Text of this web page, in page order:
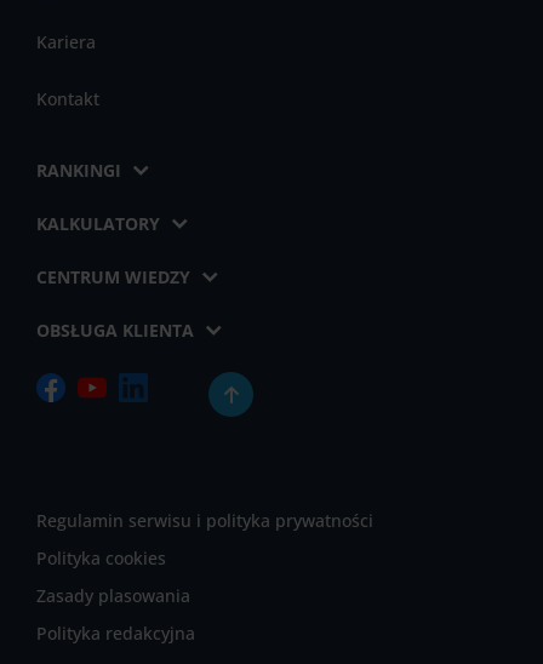
Kariera
Kontakt
RANKINGI
KALKULATORY
CENTRUM WIEDZY
OBSŁUGA KLIENTA
Regulamin serwisu i polityka prywatności
Polityka cookies
Zasady plasowania
Polityka redakcyjna